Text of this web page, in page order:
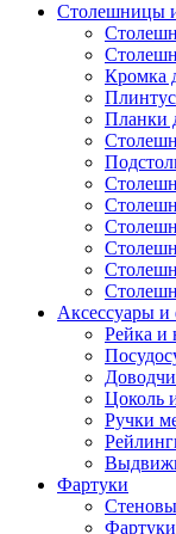
Столешницы
Кромка
Планки
Аксессуары и
Рейка и
Цоколь
Ручки
Фартуки